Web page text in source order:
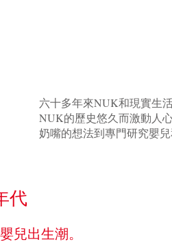
六十多年來NUK和現實生
NUK的歷史悠久而激動人
奶嘴的想法到專門研究嬰兒
代
兒出生潮。